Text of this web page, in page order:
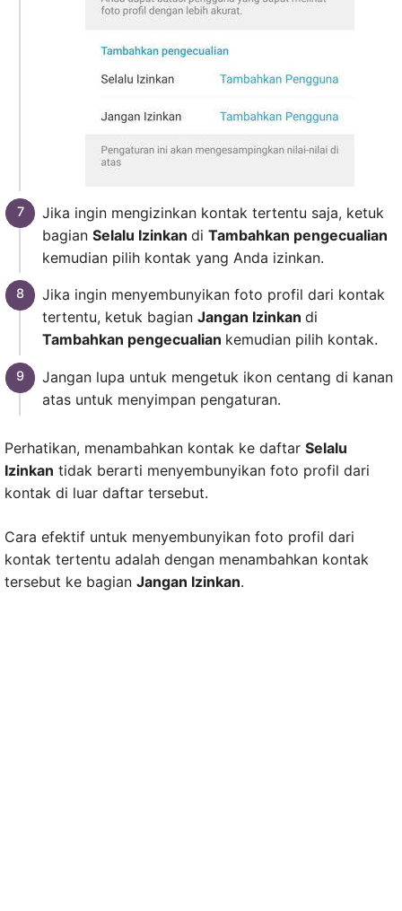
Jika ingin mengizinkan kontak tertentu saja, ketuk
bagian Selalu Izinkan di Tambahkan pengecualian
kemudian pilih kontak yang Anda izinkan.
Jika ingin menyembunyikan foto profil dari kontak
tertentu, ketuk bagian Jangan Izinkan di
Tambahkan pengecualian kemudian pilih kontak.
Jangan lupa untuk mengetuk ikon centang di kanan
atas untuk menyimpan pengaturan.
Perhatikan, menambahkan kontak ke daftar Selalu
Izinkan tidak berarti menyembunyikan foto profil dari
kontak di luar daftar tersebut.
Cara efektif untuk menyembunyikan foto profil dari
kontak tertentu adalah dengan menambahkan kontak
tersebut ke bagian Jangan Izinkan.